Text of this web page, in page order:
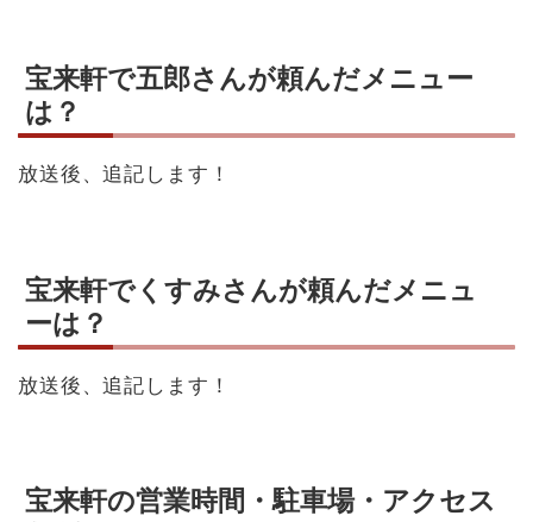
宝来軒で五郎さんが頼んだメニュー
は？
放送後、追記します！
宝来軒でくすみさんが頼んだメニュ
ーは？
放送後、追記します！
宝来軒の営業時間・駐車場・アクセス